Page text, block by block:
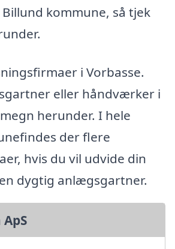
kommune, så tjek
i Vorbasse.
eller håndværker i
herunder. I hele
der flere
hvis du vil udvide din
dygtig anlægsgartner.